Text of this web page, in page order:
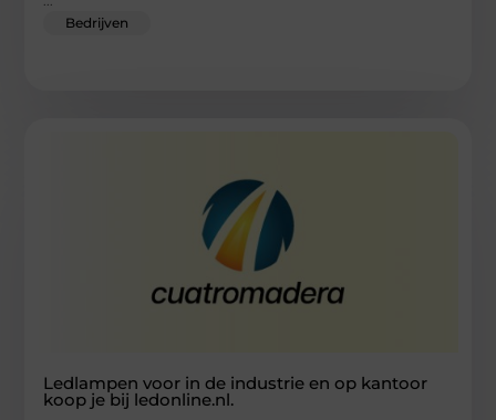
Bedrijven
Ledlampen voor in de industrie en op kantoor
koop je bij ledonline.nl.